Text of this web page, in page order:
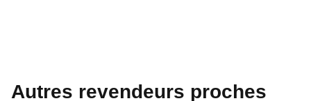
Autres revendeurs proches